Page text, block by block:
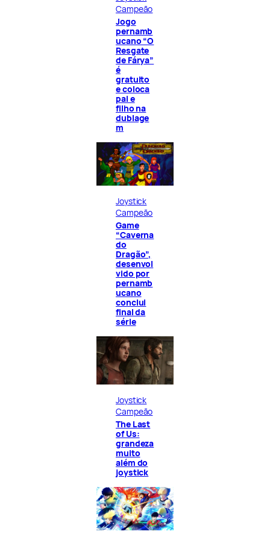
Campeão
Jogo
pernamb
ucano “O
Resgate
de Fárya”
é
gratuito
e coloca
pai e
filho na
dublage
m
Joystick
Campeão
Game
“Caverna
do
Dragão”,
desenvol
vido por
pernamb
ucano
conclui
final da
série
Joystick
Campeão
The Last
of Us:
grandeza
muito
além do
joystick